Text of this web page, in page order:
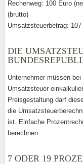
Rechenweg: 100 Euro
(brutto)
Umsatzsteuerbetrag:
DIE
Unternehmer müssen
Umsatzsteuer
Preisgestaltung darf
die
ist. Einfache
berechnen.
7 ODER 19